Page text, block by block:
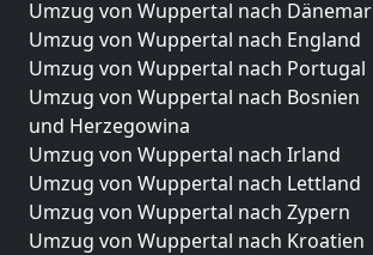
Umzug von Wuppertal nach
Umzug von Wuppertal nach England
Umzug von Wuppertal nach Portugal
Umzug von Wuppertal nach Bosnien
und Herzegowina
Umzug von Wuppertal nach Irland
Umzug von Wuppertal nach Lettland
Umzug von Wuppertal nach Zypern
Umzug von Wuppertal nach Kroatien